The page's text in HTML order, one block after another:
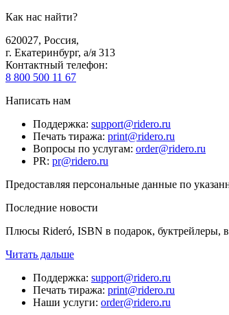
Как нас найти?
620027, Россия,
г. Екатеринбург, а/я 313
Контактный телефон:
8 800 500 11 67
Написать нам
Поддержка: support@ridero.ru
Печать тиража: print@ridero.ru
Вопросы по услугам: order@ridero.ru
PR: pr@ridero.ru
Предоставляя персональные данные по
Последние новости
Плюсы Rideró, ISBN в подарок, буктрейлеры,
Читать дальше
Поддержка: support@ridero.ru
Печать тиража: print@ridero.ru
Наши услуги: order@ridero.ru